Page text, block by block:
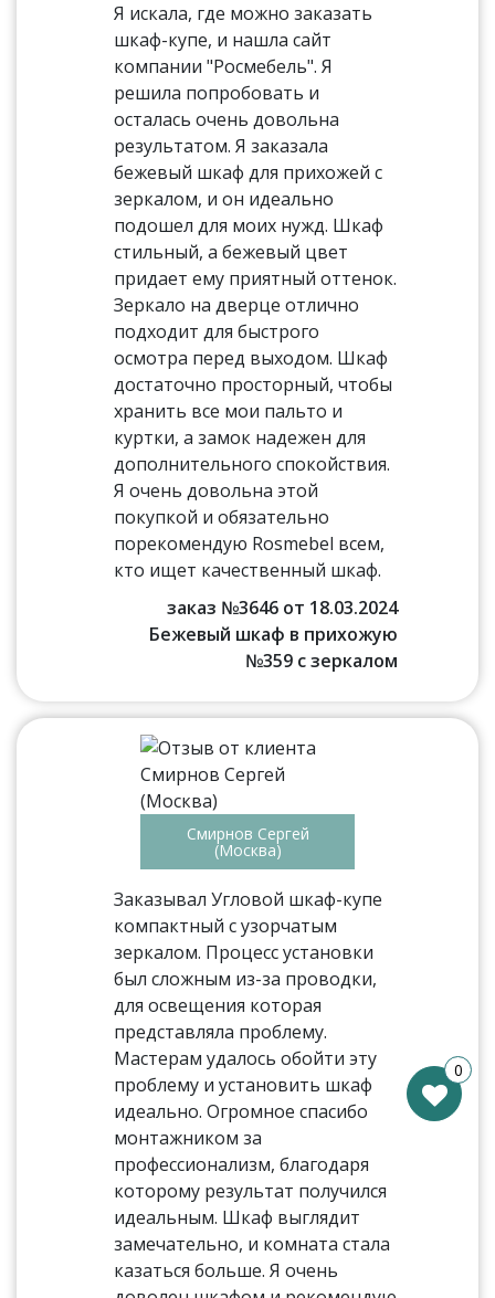
Я искала, где можно заказать
шкаф-купе, и нашла сайт
компании "Росмебель". Я
решила попробовать и
осталась очень довольна
результатом. Я заказала
бежевый шкаф для прихожей с
зеркалом, и он идеально
подошел для моих нужд. Шкаф
стильный, а бежевый цвет
придает ему приятный оттенок.
Зеркало на дверце отлично
подходит для быстрого
осмотра перед выходом. Шкаф
достаточно просторный, чтобы
хранить все мои пальто и
куртки, а замок надежен для
дополнительного спокойствия.
Я очень довольна этой
покупкой и обязательно
порекомендую Rosmebel всем,
кто ищет качественный шкаф.
заказ №3646 от 18.03.2024
Бежевый шкаф в прихожую
№359 с зеркалом
Смирнов Сергей
(Москва)
Заказывал Угловой шкаф-купе
компактный с узорчатым
зеркалом. Процесс установки
был сложным из-за проводки,
для освещения которая
представляла проблему.
Мастерам удалось обойти эту
проблему и установить шкаф
идеально. Огромное спасибо
монтажником за
профессионализм, благодаря
которому результат получился
идеальным. Шкаф выглядит
замечательно, и комната стала
казаться больше. Я очень
0